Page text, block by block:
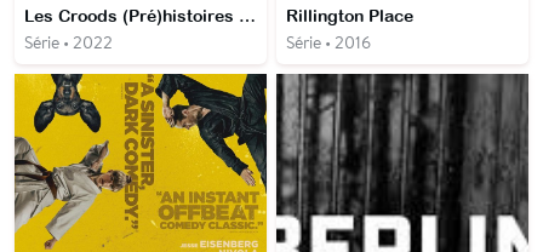
Les Croods (Pré)histoires de famille
Série • 2022
Rillington Place
Série • 2016